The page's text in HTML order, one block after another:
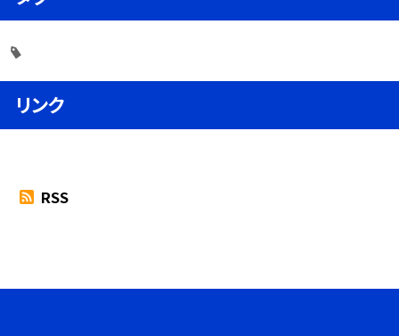
リンク
RSS